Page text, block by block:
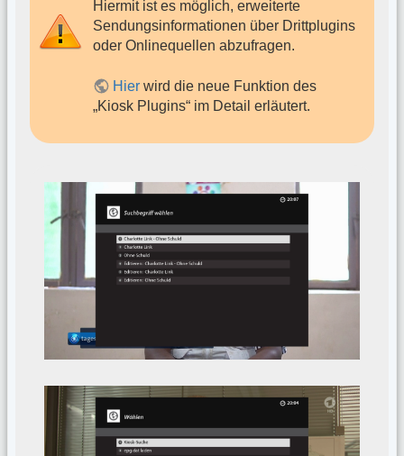
Hiermit ist es möglich, erweiterte
Sendungsinformationen über Drittplugins
oder Onlinequellen abzufragen.
Hier wird die neue Funktion des
„Kiosk Plugins“ im Detail erläutert.